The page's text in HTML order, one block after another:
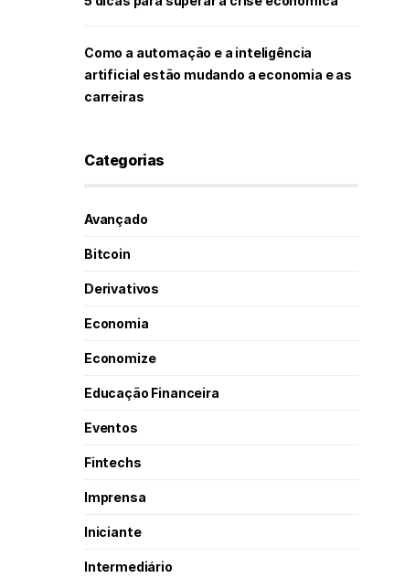
Como a automação e a inteligência
artificial estão mudando a economia e as
carreiras
Categorias
Avançado
Bitcoin
Derivativos
Economia
Economize
Educação Financeira
Eventos
Fintechs
Imprensa
Iniciante
Intermediário